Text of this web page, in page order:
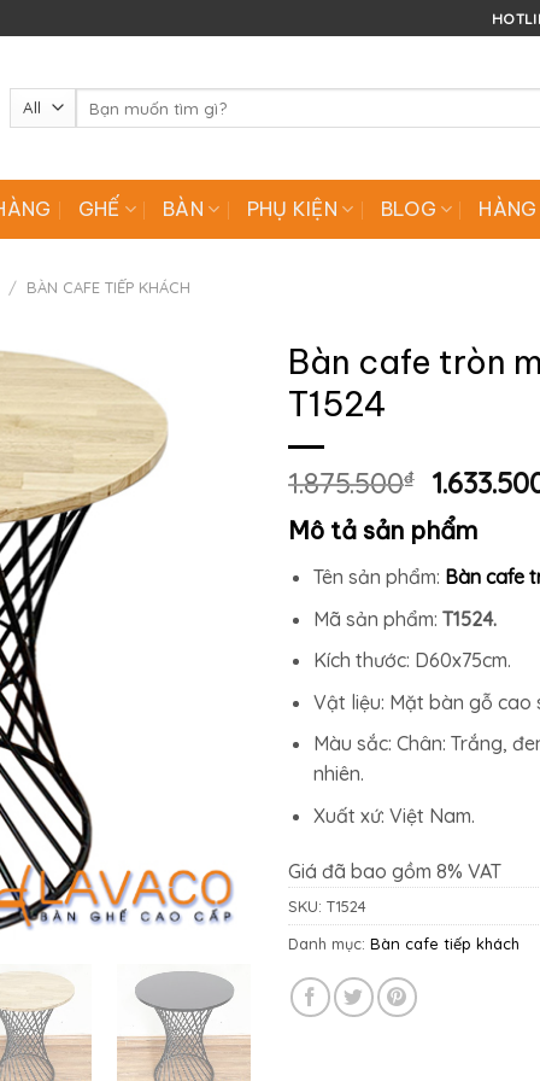
kiếm:
GHẾ BÀN PHỤ KIỆN BLOG
/ BÀN CAFE TIẾP KHÁCH
Bàn cafe tròn
T1524
1.875.500₫
Giá
gốc
là:
Mô tả sản phẩm
Tên sản phẩm: Bàn cafe
Mã sản phẩm: T1524.
Kích thước: D60x75cm.
Vật liệu: Mặt bàn gỗ cao
Màu sắc: Chân: Trắng,
nhiên.
Xuất xứ: Việt Nam.
Giá đã bao gồm 8% VAT
SKU: T1524
Danh mục: Bàn cafe tiếp khách